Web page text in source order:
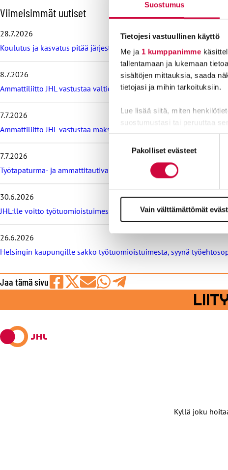
Suostumus
Tietojesi vastuullinen käyttö
Me ja 1 kumppanimme
tallentamaan ja lukemaan
sisältöjen mittauksia, saada
tietojasi ja mihin tarkoituksiin.
Lue lisää siitä, miten
suostumustasi tai peruuttaa
Evästeistä osa on
Pakolliset evästeet
Vain välttämättömät
O
h
i
t
a
v
i
m
s
i
ä
t
u
t
i
s
e
t
Viimeisimmät uutiset
28.7.2026
Koulutus ja kasvatus pitää järjestää lasten ja nuorten
8.7.2026
Ammattiliitto JHL vastustaa valtiokonttoria koskevan lain muutosta
7.7.2026
Ammattiliitto JHL vastustaa maksullisia avoimia
7.7.2026
Työtapaturma- ja ammattitautivakuutus turvaa työelämässä, tiedä
30.6.2026
JHL:lle voitto työtuomioistuimessa: raitiovaununkuljettaja
26.6.2026
Helsingin kaupungille sakko työtuomioistuimesta, syynä
Jaa tämä sivu
Kyllä joku